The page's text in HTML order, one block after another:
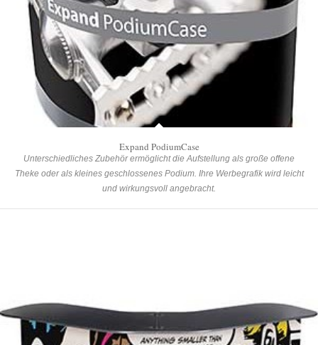
Expand PodiumCase
Unterschiedliches Zubehör ermöglicht die Aufstellung als große offene
Theke oder als kleines geschlossenes Podium. Ihre Werbegrafik wird leicht
und wirkungsvoll angebracht.